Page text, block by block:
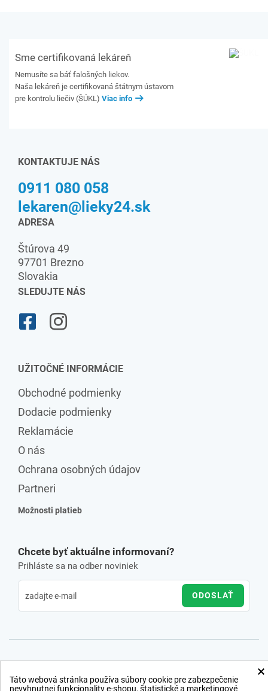
Sme certifikovaná lekáreň
Nemusíte sa báť falošných liekov.
Naša lekáreň je certifikovaná štátnym ústavom
pre kontrolu liečiv (ŠÚKL) Viac info
KONTAKTUJE NÁS
0911 080 058
lekaren@lieky24.sk
ADRESA
Štúrova 49
97701 Brezno
Slovakia
SLEDUJTE NÁS
UŽITOČNÉ INFORMÁCIE
Obchodné podmienky
Dodacie podmienky
Reklamácie
O nás
Ochrana osobných údajov
Partneri
Možnosti platieb
Chcete byť aktuálne informovaní?
Prihláste sa na odber noviniek
ODOSLAŤ
×
Táto webová stránka používa súbory cookie pre zabezpečenie
nevyhnutnej funkcionality e-shopu, štatistické a marketingové